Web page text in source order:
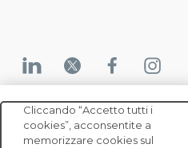
CONTATTACI
Cliccando “Accetto tutti i
cookies”, acconsentite a
memorizzare cookies sul